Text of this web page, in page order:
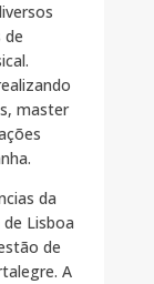
de
master
da
Lisboa
de
A